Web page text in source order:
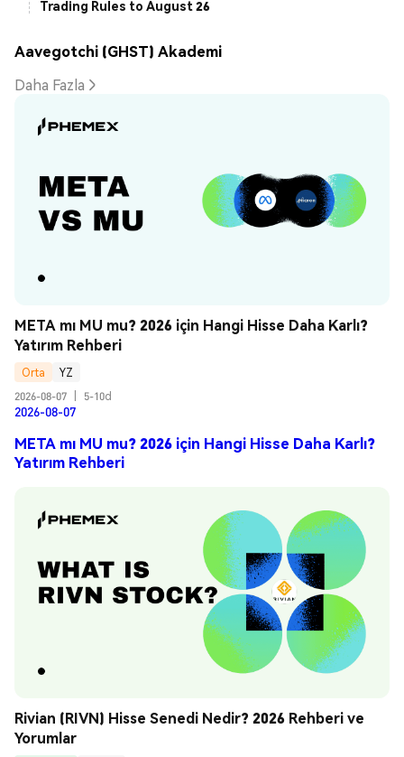
Trading Rules to August 26
Aavegotchi (GHST) Akademi
Daha Fazla
META mı MU mu? 2026 için Hangi Hisse Daha Karlı?
Yatırım Rehberi
Orta
YZ
2026-08-07
5-10d
2026-08-07
META mı MU mu? 2026 için Hangi Hisse Daha Karlı?
Yatırım Rehberi
Rivian (RIVN) Hisse Senedi Nedir? 2026 Rehberi ve
Yorumlar